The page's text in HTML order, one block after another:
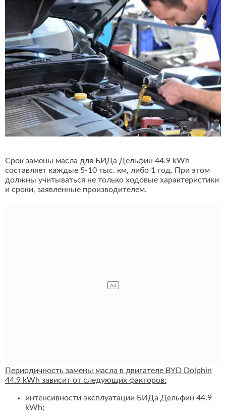
Срок замены масла для БИДа Дельфин 44.9 kWh
составляет каждые 5-10 тыс. км, либо 1 год. При этом
должны учитываться не только ходовые характеристики
и сроки, заявленные производителем.
Периодичность замены масла в двигателе BYD Dolphin
44.9 kWh зависит от следующих факторов:
интенсивности эксплуатации БИДа Дельфин 44.9
kWh;